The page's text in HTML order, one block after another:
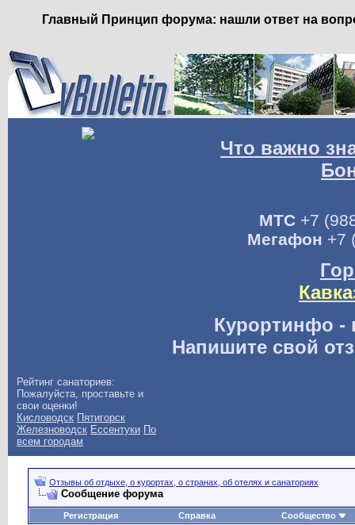
Главный Принцип форума: нашли ответ на
Что важно
МТС+7
Мегафон +7
Курортинфо -
Напишите свой
Рейтинг санаториев:
Пожалуйста, проставьте и
свои оценки!
Кисловодск Пятигорск
Железноводск Ессентуки По
всем городам
Отзывы об отдыхе, о курортах, о странах, об отелях и санаториях
Сообщение форума
Регистрация Справка Сообщество